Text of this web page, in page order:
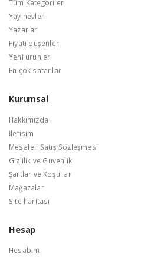
Tüm Kategoriler
Yayınevleri
Yazarlar
Fiyatı düşenler
Yeni ürünler
En çok satanlar
Kurumsal
Hakkımızda
İletisim
Mesafeli Satış Sözleşmesi
Gizlilik ve Güvenlik
Şartlar ve Koşullar
Mağazalar
Site haritası
Hesap
Hesabım